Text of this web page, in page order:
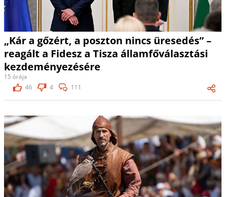
„Kár a gőzért, a poszton nincs üresedés” –
reagált a Fidesz a Tisza államfőválasztási
kezdeményezésére
15 órája
46
4 111